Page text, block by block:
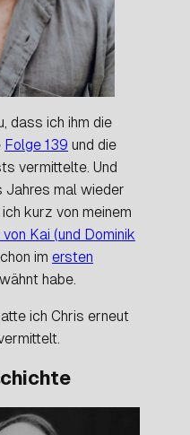
dass ich ihm die
Folge 139 und die
vermittelte. Und
Jahres mal wieder
kurz von meinem
Kai (und Dominik
im ersten
habe.
ich Chris erneut